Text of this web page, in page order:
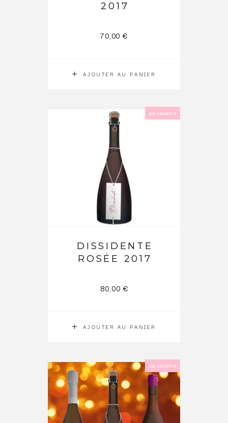
AJOUTER AU PANIER
2017
70,00 €
EN VEDETTE
AJOUTER AU PANIER
DISSIDENTE
ROSÉE 2017
80,00 €
EN VEDETTE